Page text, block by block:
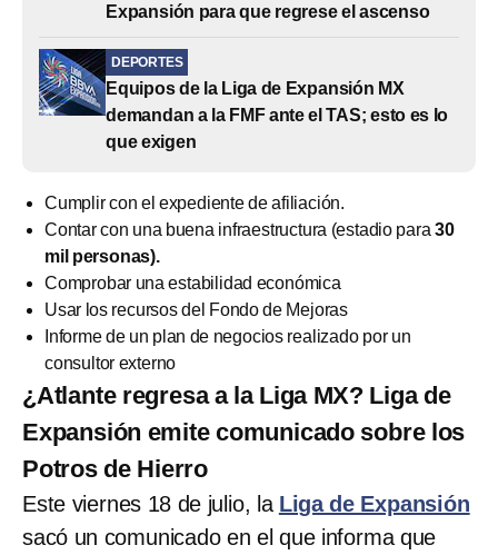
Expansión para que regrese el ascenso
DEPORTES
Equipos de la Liga de Expansión MX
demandan a la FMF ante el TAS; esto es lo
que exigen
Cumplir con el expediente de afiliación.
Contar con una buena infraestructura (estadio para 30
mil personas).
Comprobar una estabilidad económica
Usar los recursos del Fondo de Mejoras
Informe de un plan de negocios realizado por un
consultor externo
¿Atlante regresa a la Liga MX? Liga de
Expansión emite comunicado sobre los
Potros de Hierro
Este viernes 18 de julio, la Liga de Expansión
sacó un comunicado en el que informa que